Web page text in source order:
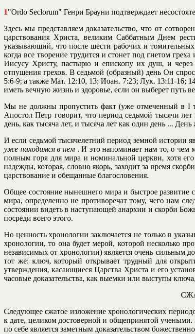
1"Ordo Seclorum" Генри Брауни подтверждает
Здесь мы представляем доказательство, что от
царствования Христа, великим Саббатным Днем
указывающий, что после шести рабочих и
когда все творение трудится и стонет под гнетом
Иисусу Христу, пастырю и епископу их душ, и через
отпущения грехов. В седьмой (образный) день Он
5:6-9; а также Мат. 12:10, 13; Иоан. 7:23; Лук. 13:11-16;
иметь вечную жизнь и здоровье, если он выберет путь
Мы не должны пропустить факт (уже отмеченный в I
Апостол Петр говорит, что период седьмой тысячи
день, как тысяча лет, и тысяча лет как один день ...
И если седьмой тысячелетний период земной истории
уже находимся в нем . И это напоминает нам то, о чем
полным горя для мира и номинальной церкви, хотя
надежды, которая, словно якорь, заходит за время
царствование и обещанные благословения.
Общее состояние нынешнего мира и быстрое развитие
мира, определенно не противоречат тому, чего нам
состоянии видеть в наступающей анархии и скорби
посреди всего этого.
Но ценность хронологии заключается не только в
хронологии, то она будет мерой, которой несколько
независимых от хронологии) является очень сильным
тот же: ключ, который открывает трудный для
утверждения, касающиеся Царства Христа и его
часовые доказательства, как выемки или выступы
Следующее сжатое изложение хронологических
к дате, целиком достоверной и общепринятой учеными.
по себе является заметным доказательством